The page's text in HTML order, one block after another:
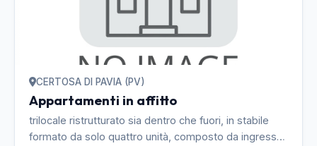
CERTOSA DI PAVIA (PV)
Appartamenti in affitto
trilocale ristrutturato sia dentro che fuori, in stabile
formato da solo quattro unità, composto da ingresso,